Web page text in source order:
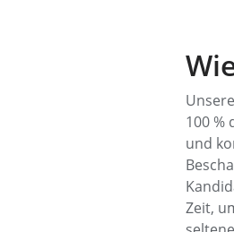
100 %
und
Zeit,